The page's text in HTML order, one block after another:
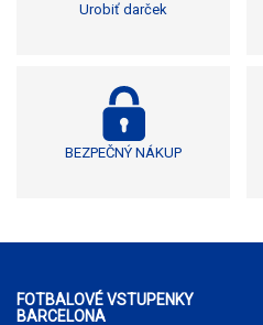
Urobiť darček
BEZPEČNÝ NÁKUP
FOTBALOVÉ VSTUPENKY
BARCELONA